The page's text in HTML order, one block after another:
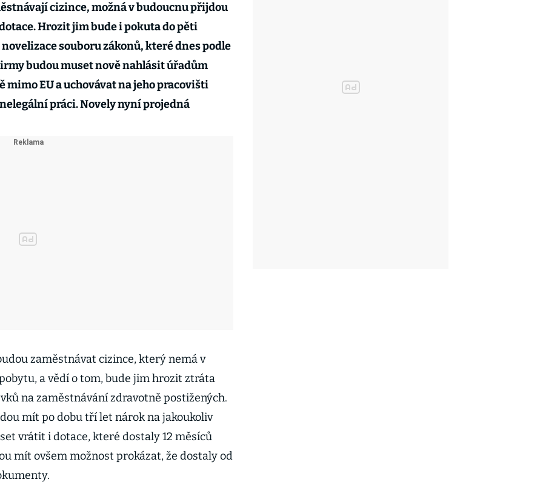
cizince, možná v budoucnu přijdou
Hrozit jim bude i pokuta do pěti
souboru zákonů, které dnes podle
budou muset nově nahlásit úřadům
mimo EU a uchovávat na jeho pracovišti
práci. Novely nyní projedná
zaměstnávat cizince, který nemá v
a vědí o tom, bude jim hrozit ztráta
na zaměstnávání zdravotně postižených.
mít po dobu tří let nárok na jakoukoliv
vrátit i dotace, které dostaly 12 měsíců
mít ovšem možnost prokázat, že dostaly od